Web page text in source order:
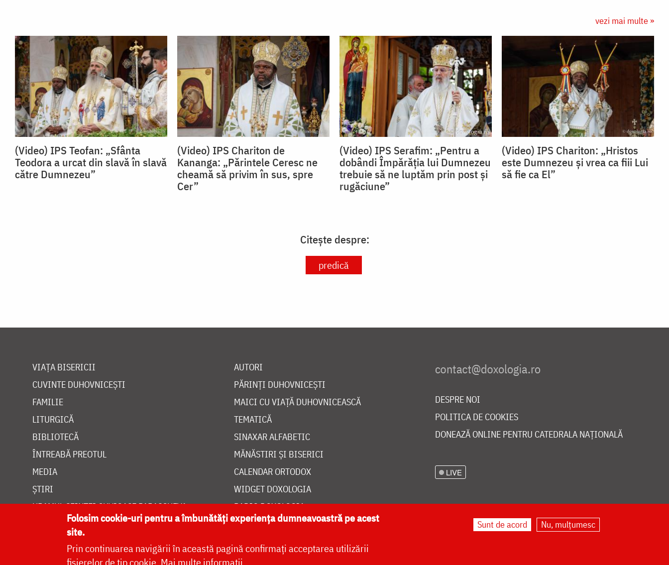
vezi mai multe »
(Video) IPS Teofan: „Sfânta
Teodora a urcat din slavă în slavă
către Dumnezeu”
(Video) IPS Chariton de
Kananga: „Părintele Ceresc ne
cheamă să privim în sus, spre
Cer”
(Video) IPS Serafim: „Pentru a
dobândi Împărăția lui Dumnezeu
trebuie să ne luptăm prin post și
rugăciune”
(Video) IPS Chariton: „Hristos
este Dumnezeu și vrea ca fiii Lui
să fie ca El”
Citește despre:
predică
VIAȚA BISERICII
CUVINTE DUHOVNICEȘTI
FAMILIE
LITURGICĂ
BIBLIOTECĂ
ÎNTREABĂ PREOTUL
MEDIA
ȘTIRI
HRAMUL SFINTEI CUVIOASE PARASCHEVA
AUTORI
PĂRINȚI DUHOVNICEȘTI
MAICI CU VIAȚĂ DUHOVNICEASCĂ
TEMATICĂ
SINAXAR ALFABETIC
MĂNĂSTIRI ȘI BISERICI
CALENDAR ORTODOX
WIDGET DOXOLOGIA
RADIO DOXOLOGIA
DESPRE NOI
POLITICA DE COOKIES
DONEAZĂ ONLINE PENTRU CATEDRALA NAȚIONALĂ
LIVE
Folosim cookie-uri pentru a îmbunătăți experiența dumneavoastră pe acest
site.
Prin continuarea navigării în această pagină confirmați acceptarea utilizării
fișierelor de tip cookie. Mai multe informații
Sunt de acord Nu, mulțumesc